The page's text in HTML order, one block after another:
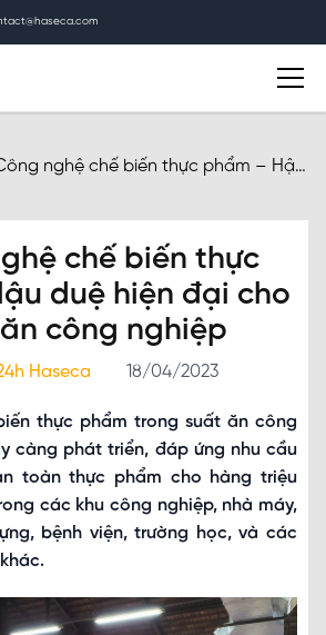
nghệ chế biến thực phẩm – Hậu
chế biến thực
duệ hiện đại cho
công nghiệp
Haseca 18/04/2023
thực phẩm trong suất ăn công
càng phát triển, đáp ứng nhu cầu
toàn thực phẩm cho hàng triệu
các khu công nghiệp, nhà máy,
bệnh viện, trường học, và các